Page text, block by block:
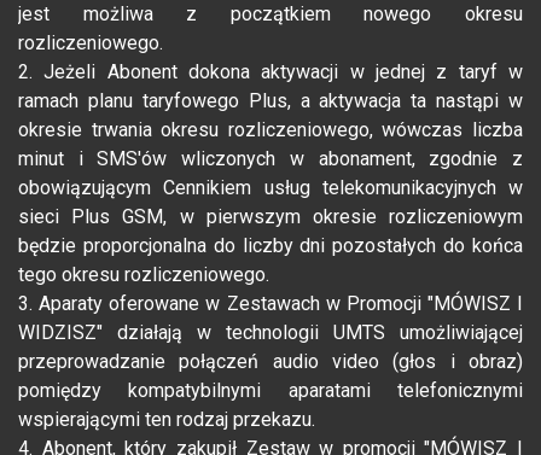
jest możliwa z początkiem nowego okresu
rozliczeniowego.
2. Jeżeli Abonent dokona aktywacji w jednej z taryf w
ramach planu taryfowego Plus, a aktywacja ta nastąpi w
okresie trwania okresu rozliczeniowego, wówczas liczba
minut i SMS'ów wliczonych w abonament, zgodnie z
obowiązującym Cennikiem usług telekomunikacyjnych w
sieci Plus GSM, w pierwszym okresie rozliczeniowym
będzie proporcjonalna do liczby dni pozostałych do końca
tego okresu rozliczeniowego.
3. Aparaty oferowane w Zestawach w Promocji "MÓWISZ I
WIDZISZ" działają w technologii UMTS umożliwiającej
przeprowadzanie połączeń audio video (głos i obraz)
pomiędzy kompatybilnymi aparatami telefonicznymi
wspierającymi ten rodzaj przekazu.
4. Abonent, który zakupił Zestaw w promocji "MÓWISZ I